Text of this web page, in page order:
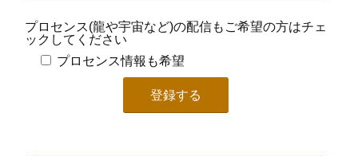
プロセンス(龍や宇宙など)の配信もご希望の方はチェ
ックしてください
プロセンス情報も希望